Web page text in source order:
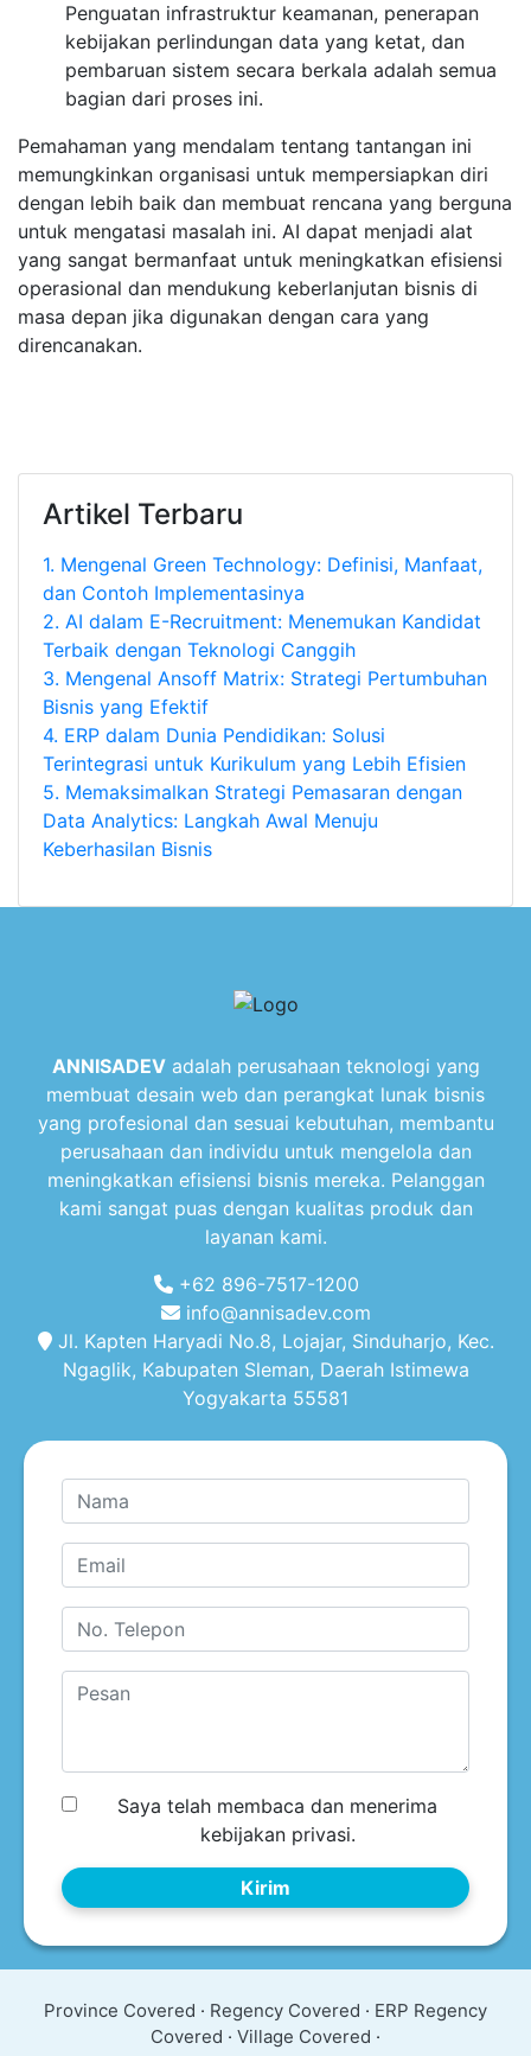
Penguatan infrastruktur keamanan, penerapan
kebijakan perlindungan data yang ketat, dan
pembaruan sistem secara berkala adalah semua
bagian dari proses ini.
Pemahaman yang mendalam tentang tantangan ini
memungkinkan organisasi untuk mempersiapkan diri
dengan lebih baik dan membuat rencana yang berguna
untuk mengatasi masalah ini. AI dapat menjadi alat
yang sangat bermanfaat untuk meningkatkan efisiensi
operasional dan mendukung keberlanjutan bisnis di
masa depan jika digunakan dengan cara yang
direncanakan.
Artikel Terbaru
1. Mengenal Green Technology: Definisi, Manfaat,
dan Contoh Implementasinya
2. AI dalam E-Recruitment: Menemukan Kandidat
Terbaik dengan Teknologi Canggih
3. Mengenal Ansoff Matrix: Strategi Pertumbuhan
Bisnis yang Efektif
4. ERP dalam Dunia Pendidikan: Solusi
Terintegrasi untuk Kurikulum yang Lebih Efisien
5. Memaksimalkan Strategi Pemasaran dengan
Data Analytics: Langkah Awal Menuju
Keberhasilan Bisnis
ANNISADEVadalah perusahaan teknologi yang
membuat desain web dan perangkat lunak bisnis
yang profesional dan sesuai kebutuhan, membantu
perusahaan dan individu untuk mengelola dan
meningkatkan efisiensi bisnis mereka. Pelanggan
kami sangat puas dengan kualitas produk dan
layanan kami.
+62 896-7517-1200
info@annisadev.com
Jl. Kapten Haryadi No.8, Lojajar, Sinduharjo, Kec.
Ngaglik, Kabupaten Sleman, Daerah Istimewa
Yogyakarta 55581
Saya telah membaca dan menerima
kebijakan privasi.
Kirim
Province Covered · Regency Covered · ERP Regency
Covered · Village Covered ·